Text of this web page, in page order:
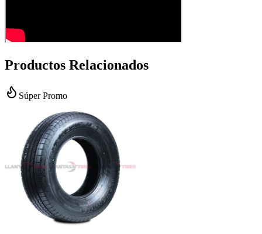
Productos Relacionados
Súper Promo